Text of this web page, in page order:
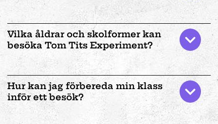
Vilka åldrar och skolformer kan
besöka Tom Tits Experiment?
Hur kan jag förbereda min klass
inför ett besök?